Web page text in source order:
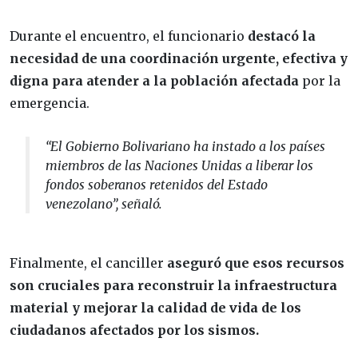
Durante el encuentro, el funcionario destacó la
necesidad de una coordinación urgente, efectiva y
digna para atender a la población afectada por la
emergencia.
“El Gobierno Bolivariano ha instado a los países
miembros de las Naciones Unidas a liberar los
fondos soberanos retenidos del Estado
venezolano”, señaló.
Finalmente, el canciller aseguró que esos recursos
son cruciales para reconstruir la infraestructura
material y mejorar la calidad de vida de los
ciudadanos afectados por los sismos.